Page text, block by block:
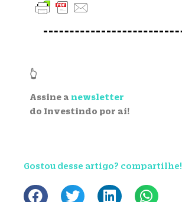
👆
Assine a newsletter
do Investindo por aí!
Gostou desse artigo? compartilhe!